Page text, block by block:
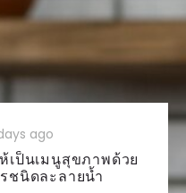
ago
เป็นเมนูสุขภาพด้วย
รชนิดละลายน้ำ